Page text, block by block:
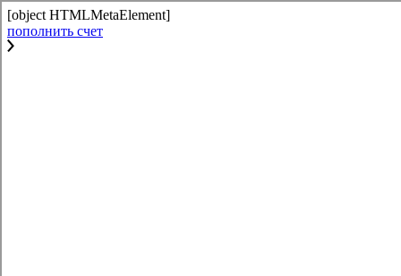
[object HTMLMetaElement]
пополнить счет